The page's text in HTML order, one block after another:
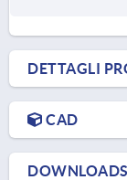
DETTAGLI
CAD
DOWNLOADS